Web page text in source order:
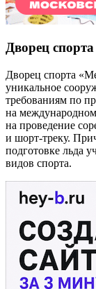
Дворец
Дворец спорта
уникальное
требованиям по
на
на проведение
и шорт-треку.
подготовке льда
видов спорта.